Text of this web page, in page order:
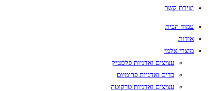
יצירת קשר
עמוד הבית
אודות
מוצרי אלמי
עציצים ואדניות פלסטיק
כדים ואדניות פרימיום
עציצים ואדניות טרקוטה